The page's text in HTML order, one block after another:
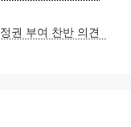
권 부여 찬반 의견